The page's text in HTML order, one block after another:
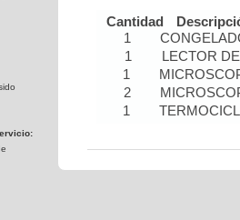
Cantidad
1
1
LECTOR
1
2
1